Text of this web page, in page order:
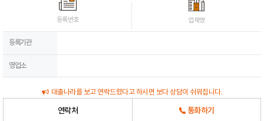
등록번호 업체명
등록기관
영업소
대출나라를 보고 연락드렸다고 하시면 보다 상담이 쉬워집니다.
연락처 통화하기